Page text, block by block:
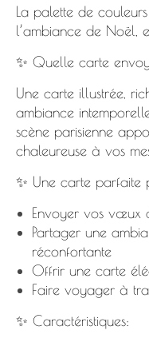
La palette de
l’ambiance de Noël,
✨ Quelle carte
Une carte illustrée,
ambiance
scène parisienne
chaleureuse à vos
✨ Une carte parfaite
Envoyer vos vœux
Partager une
réconfortante
Offrir une carte
Faire voyager à
✨ Caractéristiques: